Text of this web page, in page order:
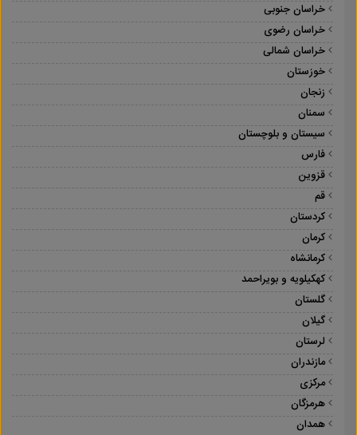
خراسان جنوبی
خراسان رضوی
خراسان شمالی
خوزستان
زنجان
سمنان
سیستان و بلوچستان
فارس
قزوین
قم
کردستان
کرمان
کرمانشاه
کهکیلویه و بویراحمد
گلستان
گیلان
لرستان
مازندران
مرکزی
هرمزگان
همدان